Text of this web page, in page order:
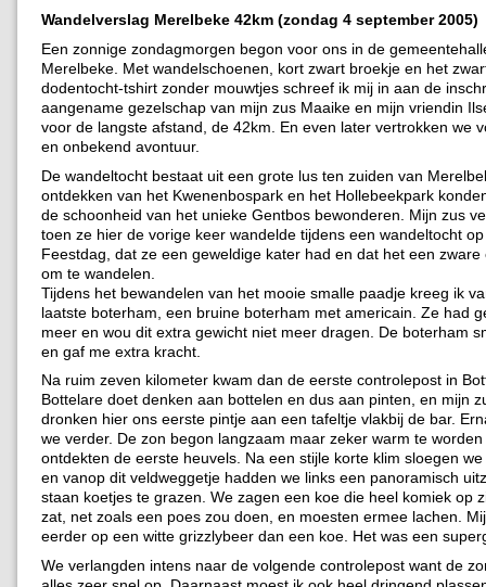
Wandelverslag Merelbeke 42km (zondag 4 september 2005)
Een zonnige zondagmorgen begon voor ons in de
Merelbeke. Met wandelschoenen, kort zwart broekje en het
dodentocht-tshirt zonder mouwtjes schreef ik mij in aan de
aangename gezelschap van mijn zus Maaike en mijn vriendin
voor de langste afstand, de 42km. En even later vertrokken we
en onbekend avontuur.
De wandeltocht bestaat uit een grote lus ten zuiden van
ontdekken van het Kwenenbospark en het Hollebeekpark
de schoonheid van het unieke Gentbos bewonderen. Mijn zus
toen ze hier de vorige keer wandelde tijdens een wandeltocht
Feestdag, dat ze een geweldige kater had en dat het een zware
om te wandelen.
Tijdens het bewandelen van het mooie smalle paadje kreeg ik
laatste boterham, een bruine boterham met americain. Ze had
meer en wou dit extra gewicht niet meer dragen. De boterham
en gaf me extra kracht.
Na ruim zeven kilometer kwam dan de eerste controlepost in
Bottelare doet denken aan bottelen en dus aan pinten, en mijn
dronken hier ons eerste pintje aan een tafeltje vlakbij de bar.
we verder. De zon begon langzaam maar zeker warm te
ontdekten de eerste heuvels. Na een stijle korte klim sloegen
en vanop dit veldweggetje hadden we links een panoramisch
staan koetjes te grazen. We zagen een koe die heel komiek op
zat, net zoals een poes zou doen, en moesten ermee lachen.
eerder op een witte grizzlybeer dan een koe. Het was een
We verlangden intens naar de volgende controlepost want de